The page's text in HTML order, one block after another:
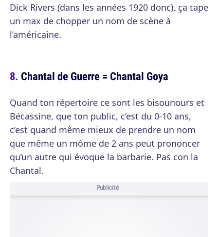
Dick Rivers (dans les années 1920 donc), ça tape
un max de chopper un nom de scène à
l’américaine.
Chantal de Guerre = Chantal Goya
Quand ton répertoire ce sont les bisounours et
Bécassine, que ton public, c’est du 0-10 ans,
c’est quand même mieux de prendre un nom
que même un môme de 2 ans peut prononcer
qu’un autre qui évoque la barbarie. Pas con la
Chantal.
Publicité